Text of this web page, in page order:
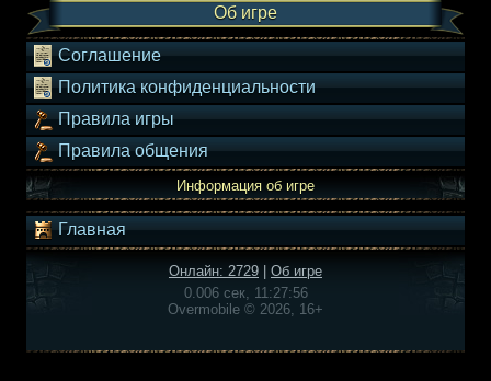
Об игре
Соглашение
Политика конфиденциальности
Правила игры
Правила общения
Информация об игре
Главная
Онлайн: 2729
Об игре
0.006 сек, 11:27:56
Overmobile © 2026, 16+